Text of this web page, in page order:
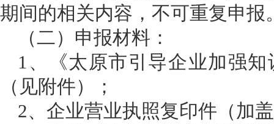
期间的相关内容，不可重复申报
（二） 申报材料：
1、
《太原市引导企业加强
（见附件）；
2、企业营业执照复印件（加